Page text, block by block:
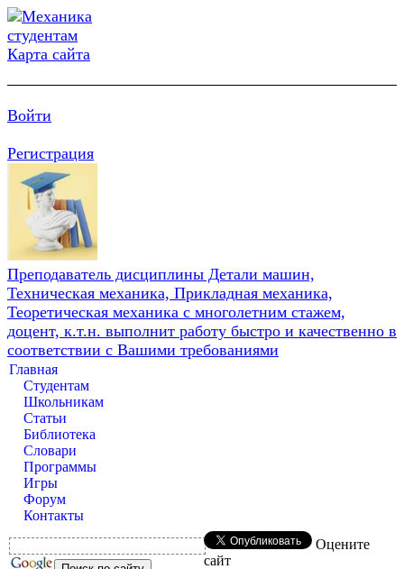
Карта сайта
Войти
Регистрация
Преподаватель дисциплины Детали машин,
Техническая механика, Прикладная механика,
Теоретическая механика с многолетним стажем,
доцент, к.т.н. выполнит работу быстро и качественно в
соответствии с Вашими требованиями
Главная
Студентам
Школьникам
Статьи
Библиотека
Словари
Программы
Игры
Форум
Контакты
Оцените
сайт